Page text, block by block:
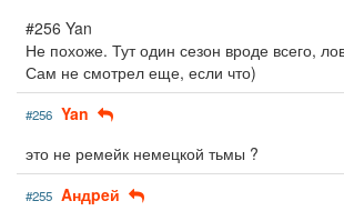
#256 Yan
Не похоже. Тут один сезон вроде всего,
Сам не смотрел еще, если что)
#256 Yan
это не ремейк немецкой тьмы ?
#255 Aндpeй